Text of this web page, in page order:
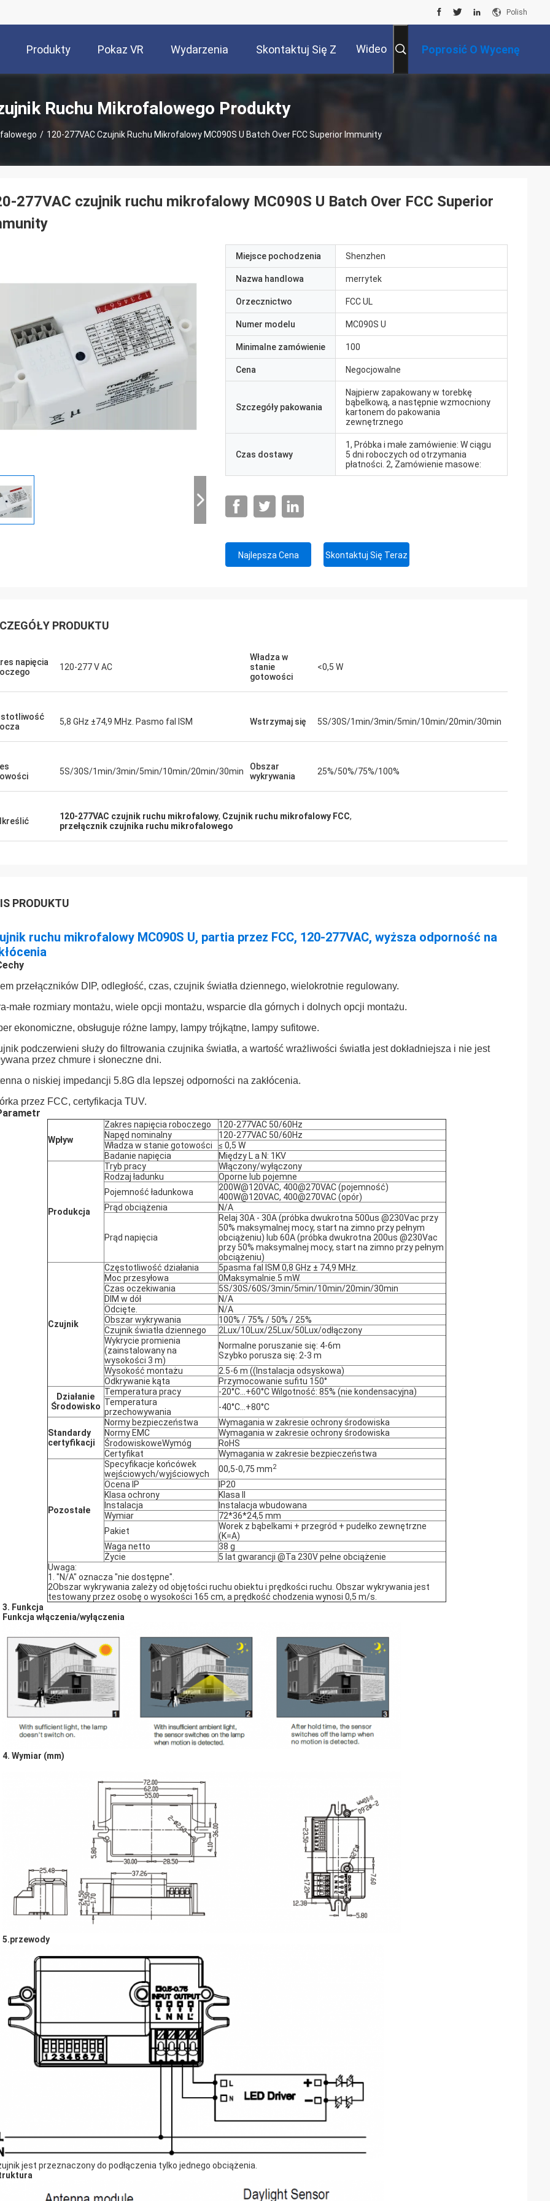
Polish
Produkty Pokaz VR Wydarzenia Skontaktuj Się Z Wideo Poprosić O Wycenę
Ruchu Mikrofalowego Produkty
/ 120-277VAC Czujnik Ruchu Mikrofalowy MC090S U Batch Over FCC Superior Immunity
277VAC czujnik ruchu mikrofalowy MC090S U Batch Over FCC Superior
Miejsce pochodzenia Shenzhen
Nazwa handlowa merrytek
Orzecznictwo FCC UL
Numer modelu MC090S U
Minimalne zamówienie 100
Cena Negocjowalne
Szczegóły pakowania
Najpierw zapakowany w torebkę
bąbelkową, a następnie wzmocniony
kartonem do pakowania
zewnętrznego
Czas dostawy
1, Próbka i małe zamówienie: W ciągu
5 dni roboczych od otrzymania
płatności. 2, Zamówienie masowe:
Najlepsza Cena Skontaktuj Się Teraz
PRODUKTU
napięcia
120-277 V AC
Władza w
stanie
gotowości
<0,5 W
5,8 GHz ±74,9 MHz. Pasmo fal ISM Wstrzymaj się 5S/30S/1min/3min/5min/10min/20min/30min
5S/30S/1min/3min/5min/10min/20min/30min
Obszar
wykrywania
25%/50%/75%/100%
120-277VAC czujnik ruchu mikrofalowy, Czujnik ruchu mikrofalowy FCC,
przełącznik czujnika ruchu mikrofalowego
PRODUKTU
ruchu mikrofalowy MC090S U, partia przez FCC, 120-277VAC, wyższa odporność na
przełączników DIP, odległość, czas, czujnik światła dziennego, wielokrotnie regulowany.
małe rozmiary montażu, wiele opcji montażu, wsparcie dla górnych i dolnych opcji montażu.
ekonomiczne, obsługuje różne lampy, lampy trójkątne, lampy sufitowe.
podczerwieni służy do filtrowania czujnika światła, a wartość wrażliwości światła jest dokładniejsza i nie jest
przez chmure i słoneczne dni.
o niskiej impedancji 5.8G dla lepszej odporności na zakłócenia.
przez FCC, certyfikacja TUV.
Wpływ
Zakres napięcia roboczego
120-277VAC 50/60Hz
Napęd nominalny
120-277VAC 50/60Hz
Władza w stanie gotowości
≤ 0,5 W
Badanie napięcia
Między L a N: 1KV
Produkcja
Tryb pracy
Włączony/wyłączony
Rodzaj ładunku
Oporne lub pojemne
Pojemność ładunkowa
200W@120VAC, 400@270VAC (pojemność)
400W@120VAC, 400@270VAC (opór)
Prąd obciążenia
N/A
Prąd napięcia
Relaj 30A - 30A (próbka dwukrotna 500us @230Vac przy
50% maksymalnej mocy, start na zimno przy pełnym
obciążeniu) lub 60A (próbka dwukrotna 200us @230Vac
przy 50% maksymalnej mocy, start na zimno przy pełnym
obciążeniu)
Czujnik
Częstotliwość działania
5pasma fal ISM 0,8 GHz ± 74,9 MHz.
Moc przesyłowa
0Maksymalnie.5 mW.
Czas oczekiwania
5S/30S/60S/3min/5min/10min/20min/30min
DIM w dół
N/A
Odcięte.
N/A
Obszar wykrywania
100% / 75% / 50% / 25%
Czujnik światła dziennego
2Lux/10Lux/25Lux/50Lux/odłączony
Wykrycie promienia
(zainstalowany na
wysokości 3 m)
Normalne poruszanie się: 4-6m
Szybko porusza się: 2-3 m
Wysokość montażu
2.5-6 m ((Instalacja odsyskowa)
Odkrywanie kąta
Przymocowanie sufitu 150°
Działanie
Środowisko
Temperatura pracy
-20°C...+60°C Wilgotność: 85% (nie kondensacyjna)
Temperatura
przechowywania
-40°C...+80°C
Standardy
certyfikacji
Normy bezpieczeństwa
Wymagania w zakresie ochrony środowiska
Normy EMC
Wymagania w zakresie ochrony środowiska
ŚrodowiskoweWymóg
RoHS
Certyfikat
Wymagania w zakresie bezpieczeństwa
Pozostałe
Specyfikacje końcówek
wejściowych/wyjściowych
00,5-0,75 mm2
Ocena IP
IP20
Klasa ochrony
Klasa II
Instalacja
Instalacja wbudowana
Wymiar
72*36*24,5 mm
Pakiet
Worek z bąbelkami + przegród + pudełko zewnętrzne
(K=A)
Waga netto
38 g
Życie
5 lat gwarancji @Ta 230V pełne obciążenie
Uwaga:
1. "N/A" oznacza "nie dostępne".
2Obszar wykrywania zależy od objętości ruchu obiektu i prędkości ruchu. Obszar wykrywania jest
testowany przez osobę o wysokości 165 cm, a prędkość chodzenia wynosi 0,5 m/s.
3. Funkcja
Funkcja włączenia/wyłączenia
4. Wymiar (mm)
5.przewody
jest przeznaczony do podłączenia tylko jednego obciążenia.